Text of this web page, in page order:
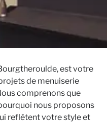
est votre
de menuiserie
comprenons que
nous proposons
reflètent votre style et